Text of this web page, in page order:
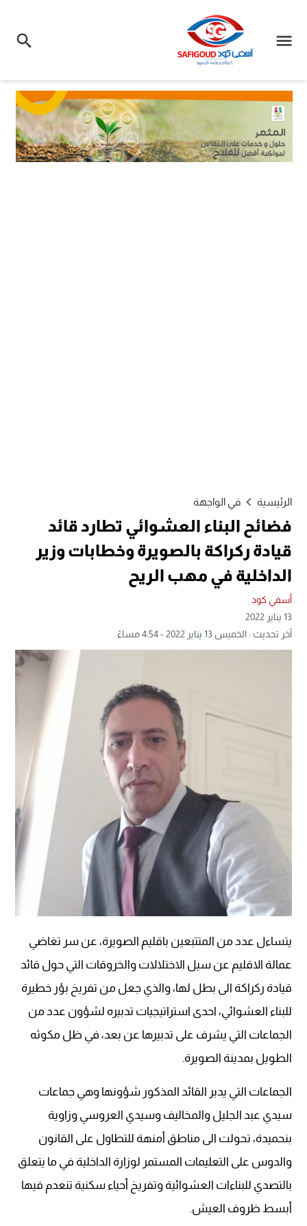
الرئيسية في الواجهة
فضائح البناء العشوائي تطارد قائد
قيادة ركراكة بالصويرة وخطابات وزير
الداخلية في مهب الريح
أسفي كود
13 يناير 2022
آخر تحديث : الخميس 13 يناير 2022 - 4:54 مساءً
يتساءل عدد من المتتبعين باقليم الصويرة، عن سر تغاضي
عمالة الاقليم عن سيل الاختلالات والخروقات التي حول قائد
قيادة ركراكة الى بطل لها، والذي جعل من تفريخ بؤر خطيرة
للبناء العشوائي، احدى استراتيجيات تدبيره لشؤون عدد من
الجماعات التي يشرف على تدبيرها عن بعد، في ظل مكوثه
الطويل بمدينة الصويرة.
الجماعات التي يدبر القائد المذكور شؤونها وهي جماعات
سيدي عبد الجليل والمخاليف وسيدي العروسي وزاوية
بنحميدة، تحولت الى مناطق أمنهة للتطاول على القانون
والدوس على التعليمات المستمر لوزارة الداخلية في ما يتعلق
بالتصدي للبناءات العشوائية وتفريخ أحياء سكنية تنعدم فيها
أبسط ظروف العيش.